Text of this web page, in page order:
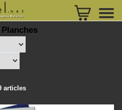
articles